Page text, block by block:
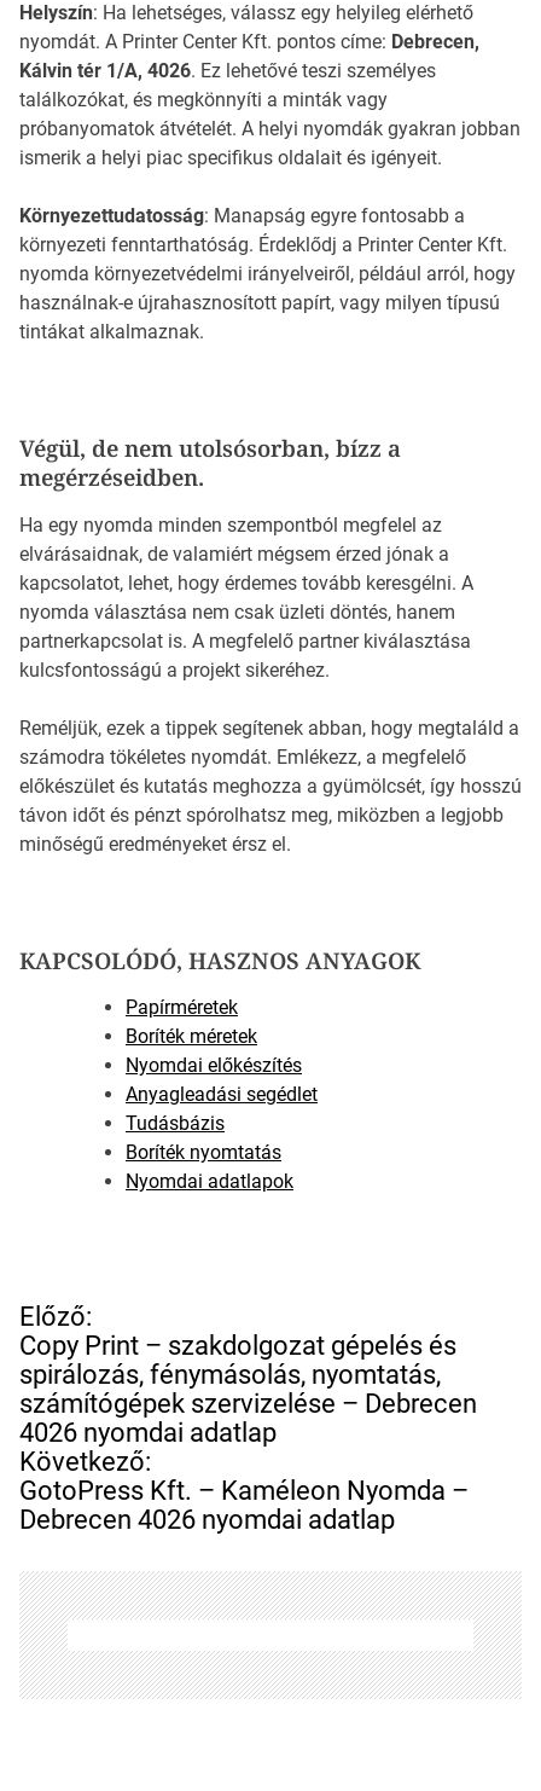
Helyszín: Ha lehetséges, válassz egy helyileg elérhető
nyomdát. A Printer Center Kft. pontos címe: Debrecen,
Kálvin tér 1/A, 4026. Ez lehetővé teszi személyes
találkozókat, és megkönnyíti a minták vagy
próbanyomatok átvételét. A helyi nyomdák gyakran jobban
ismerik a helyi piac specifikus oldalait és igényeit.
Környezettudatosság: Manapság egyre fontosabb a
környezeti fenntarthatóság. Érdeklődj a Printer Center Kft.
nyomda környezetvédelmi irányelveiről, például arról, hogy
használnak-e újrahasznosított papírt, vagy milyen típusú
tintákat alkalmaznak.
Végül, de nem utolsósorban, bízz a
megérzéseidben.
Ha egy nyomda minden szempontból megfelel az
elvárásaidnak, de valamiért mégsem érzed jónak a
kapcsolatot, lehet, hogy érdemes tovább keresgélni. A
nyomda választása nem csak üzleti döntés, hanem
partnerkapcsolat is. A megfelelő partner kiválasztása
kulcsfontosságú a projekt sikeréhez.
Reméljük, ezek a tippek segítenek abban, hogy megtaláld a
számodra tökéletes nyomdát. Emlékezz, a megfelelő
előkészület és kutatás meghozza a gyümölcsét, így hosszú
távon időt és pénzt spórolhatsz meg, miközben a legjobb
minőségű eredményeket érsz el.
KAPCSOLÓDÓ, HASZNOS ANYAGOK
Papírméretek
Boríték méretek
Nyomdai előkészítés
Anyagleadási segédlet
Tudásbázis
Boríték nyomtatás
Nyomdai adatlapok
B
e
j
e
g
y
z
é
s
n
a
v
i
g
Előző:
Copy Print – szakdolgozat gépelés és
spirálozás, fénymásolás, nyomtatás,
számítógépek szervizelése – Debrecen
4026 nyomdai adatlap
Következő:
GotoPress Kft. – Kaméleon Nyomda –
Debrecen 4026 nyomdai adatlap